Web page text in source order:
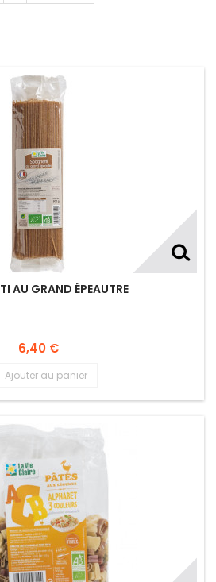
AU GRAND ÉPEAUTRE
6,40 €
Ajouter au panier